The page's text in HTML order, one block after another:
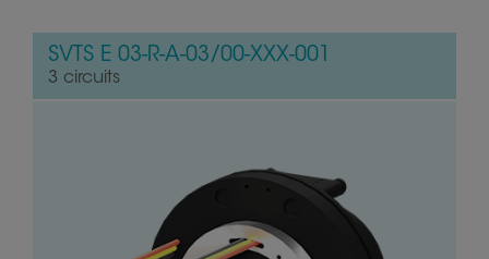
SVTS E 03-R-A-03/00-XXX-001
3 circuits